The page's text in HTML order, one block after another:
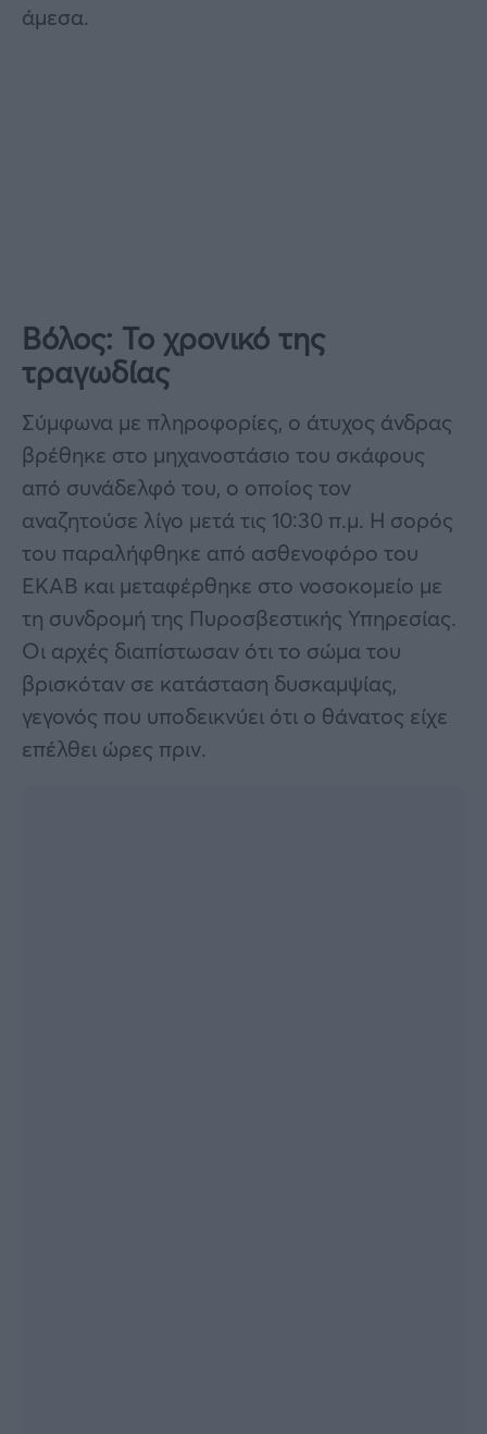
άμεσα.
Βόλος: Το χρονικό της
τραγωδίας
Σύμφωνα με πληροφορίες, ο άτυχος άνδρας
βρέθηκε στο μηχανοστάσιο του σκάφους
από συνάδελφό του, ο οποίος τον
αναζητούσε λίγο μετά τις 10:30 π.μ. Η σορός
του παραλήφθηκε από ασθενοφόρο του
ΕΚΑΒ και μεταφέρθηκε στο νοσοκομείο με
τη συνδρομή της Πυροσβεστικής Υπηρεσίας.
Οι αρχές διαπίστωσαν ότι το σώμα του
βρισκόταν σε κατάσταση δυσκαμψίας,
γεγονός που υποδεικνύει ότι ο θάνατος είχε
επέλθει ώρες πριν.